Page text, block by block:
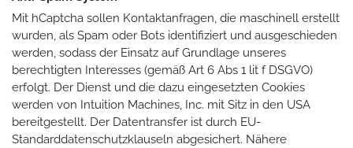
Mit hCaptcha sollen Kontaktanfragen, die maschinell erstellt
wurden, als Spam oder Bots identifiziert und ausgeschieden
werden, sodass der Einsatz auf Grundlage unseres
berechtigten Interesses (gemäß Art 6 Abs 1 lit f DSGVO)
erfolgt. Der Dienst und die dazu eingesetzten Cookies
werden von Intuition Machines, Inc. mit Sitz in den USA
bereitgestellt. Der Datentransfer ist durch EU-
Standarddatenschutzklauseln abgesichert. Nähere